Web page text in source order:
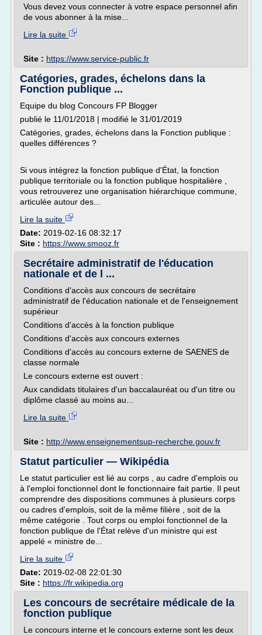
Vous devez vous connecter à votre espace personnel afin
de vous abonner à la mise...
Lire la suite
Site : https://www.service-public.fr
Catégories, grades, échelons dans la
Fonction publique ...
Equipe du blog Concours FP Blogger
publié le 11/01/2018 | modifié le 31/01/2019
Catégories, grades, échelons dans la Fonction publique :
quelles différences ?
Si vous intégrez la fonction publique d'État, la fonction
publique territoriale ou la fonction publique hospitalière ,
vous retrouverez une organisation hiérarchique commune,
articulée autour des...
Lire la suite
Date: 2019-02-16 08:32:17
Site : https://www.smooz.fr
Secrétaire administratif de l'éducation
nationale et de l ...
Conditions d'accès aux concours de secrétaire
administratif de l'éducation nationale et de l'enseignement
supérieur
Conditions d'accès à la fonction publique
Conditions d'accès aux concours externes
Conditions d'accès au concours externe de SAENES de
classe normale
Le concours externe est ouvert :
Aux candidats titulaires d'un baccalauréat ou d'un titre ou
diplôme classé au moins au...
Lire la suite
Site : http://www.enseignementsup-recherche.gouv.fr
Statut particulier — Wikipédia
Le statut particulier est lié au corps , au cadre d'emplois ou
à l'emploi fonctionnel dont le fonctionnaire fait partie. Il peut
comprendre des dispositions communes à plusieurs corps
ou cadres d'emplois, soit de la même filière , soit de la
même catégorie . Tout corps ou emploi fonctionnel de la
fonction publique de l'État relève d'un ministre qui est
appelé « ministre de...
Lire la suite
Date: 2019-02-08 22:01:30
Site : https://fr.wikipedia.org
Les concours de secrétaire médicale de la
fonction publique
Le concours interne et le concours externe sont les deux